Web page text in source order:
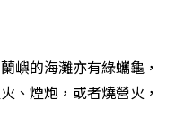
嶼的海灘亦有綠蠵龜，
、煙炮，或者燒營火，